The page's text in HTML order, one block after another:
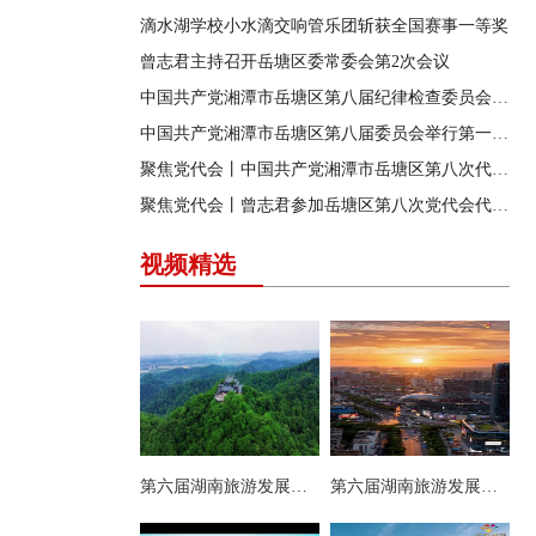
滴水湖学校小水滴交响管乐团斩获全国赛事一等奖
曾志君主持召开岳塘区委常委会第2次会议
中国共产党湘潭市岳塘区第八届纪律检查委员会召开第一次全体会议
中国共产党湘潭市岳塘区第八届委员会举行第一次全体（扩大）会议
聚焦党代会丨中国共产党湘潭市岳塘区第八次代表大会胜利闭幕
聚焦党代会丨曾志君参加岳塘区第八次党代会代表团分团讨论
视频精选
第六届湖南旅游发展大会丨岳塘区：一村一景 一步一趣 第六届湖南旅游发展大会丨阿莲潭宝带你云游岳塘（二）